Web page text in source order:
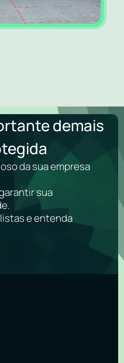
demais
da sua empresa
sua
e entenda